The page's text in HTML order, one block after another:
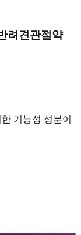
려견관절약
기능성 성분이